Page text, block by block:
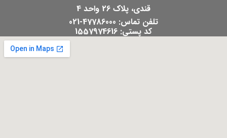
قندی، پلاک 26 واحد 4
تلفن تماس: 47786000-021
کد پستی: 1557974616